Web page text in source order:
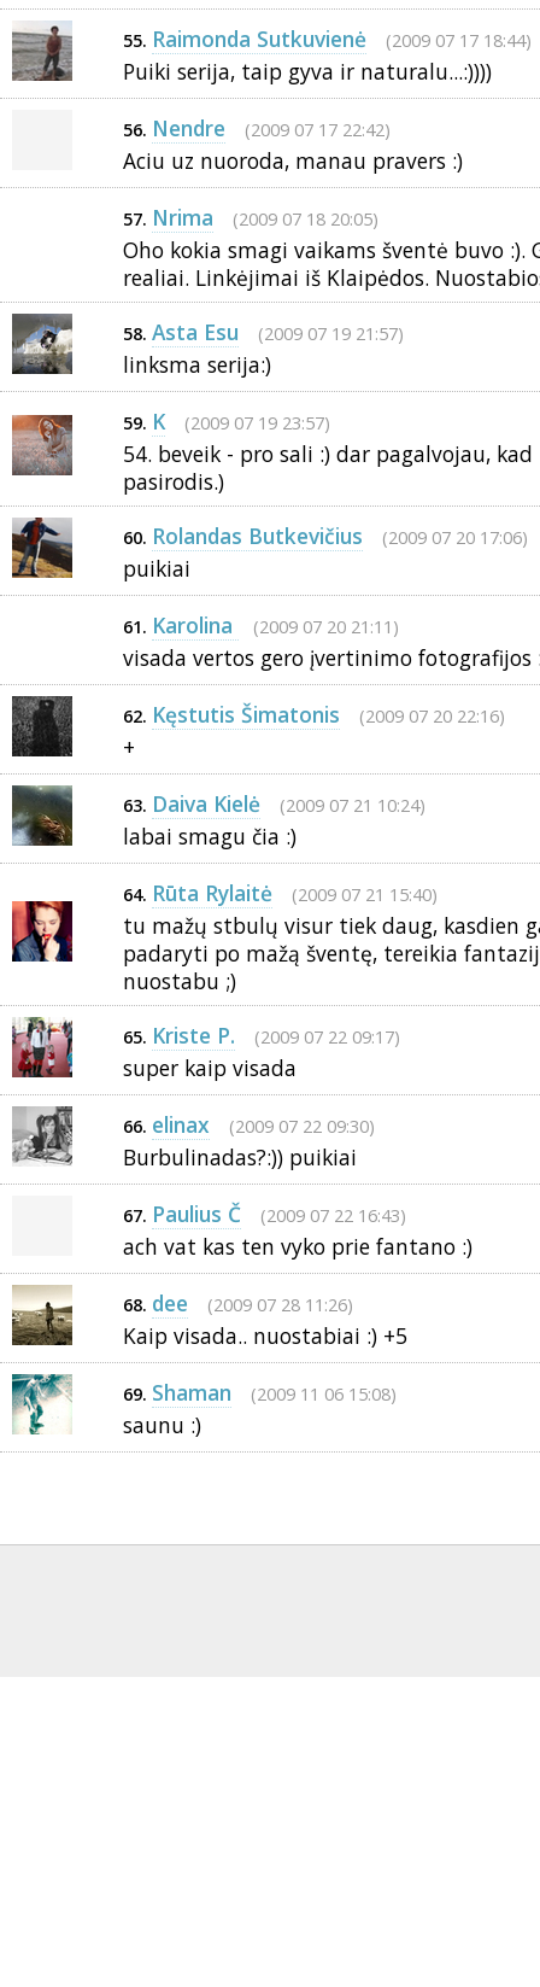
55. Raimonda Sutkuvienė (2009 07 17 18:44)
Puiki serija, taip gyva ir naturalu...:))))
56. Nendre (2009 07 17 22:42)
Aciu uz nuoroda, manau pravers :)
57. Nrima (2009 07 18 20:05)
Oho kokia smagi vaikams šventė buvo
realiai. Linkėjimai iš Klaipėdos.
58. Asta Esu (2009 07 19 21:57)
linksma serija:)
59. K (2009 07 19 23:57)
54. beveik - pro sali :) dar pagalvojau,
pasirodis.)
60. Rolandas Butkevičius (2009 07 20 17:06)
puikiai
61. Karolina (2009 07 20 21:11)
visada vertos gero įvertinimo fotografijos
62. Kęstutis Šimatonis (2009 07 20 22:16)
+
63. Daiva Kielė (2009 07 21 10:24)
labai smagu čia :)
64. Rūta Rylaitė (2009 07 21 15:40)
tu mažų stbulų visur tiek daug, kasdien
padaryti po mažą šventę, tereikia
nuostabu ;)
65. Kriste P. (2009 07 22 09:17)
super kaip visada
66. elinax (2009 07 22 09:30)
Burbulinadas?:)) puikiai
67. Paulius Č (2009 07 22 16:43)
ach vat kas ten vyko prie fantano :)
68. dee (2009 07 28 11:26)
Kaip visada.. nuostabiai :) +5
69. Shaman (2009 11 06 15:08)
saunu :)